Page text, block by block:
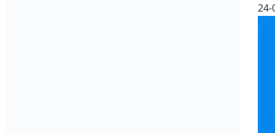
24-